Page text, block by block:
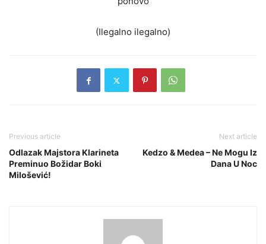
(Ilegalno ilegalno)
Previous article
Odlazak Majstora Klarineta
Preminuo Božidar Boki
Milošević!
Next article
Kedzo & Medea – Ne Mogu Iz
Dana U Noc